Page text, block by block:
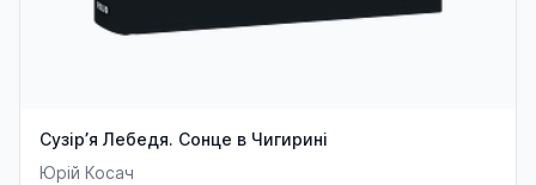
Сузір’я Лебедя. Сонце в Чигирині
Юрій Косач